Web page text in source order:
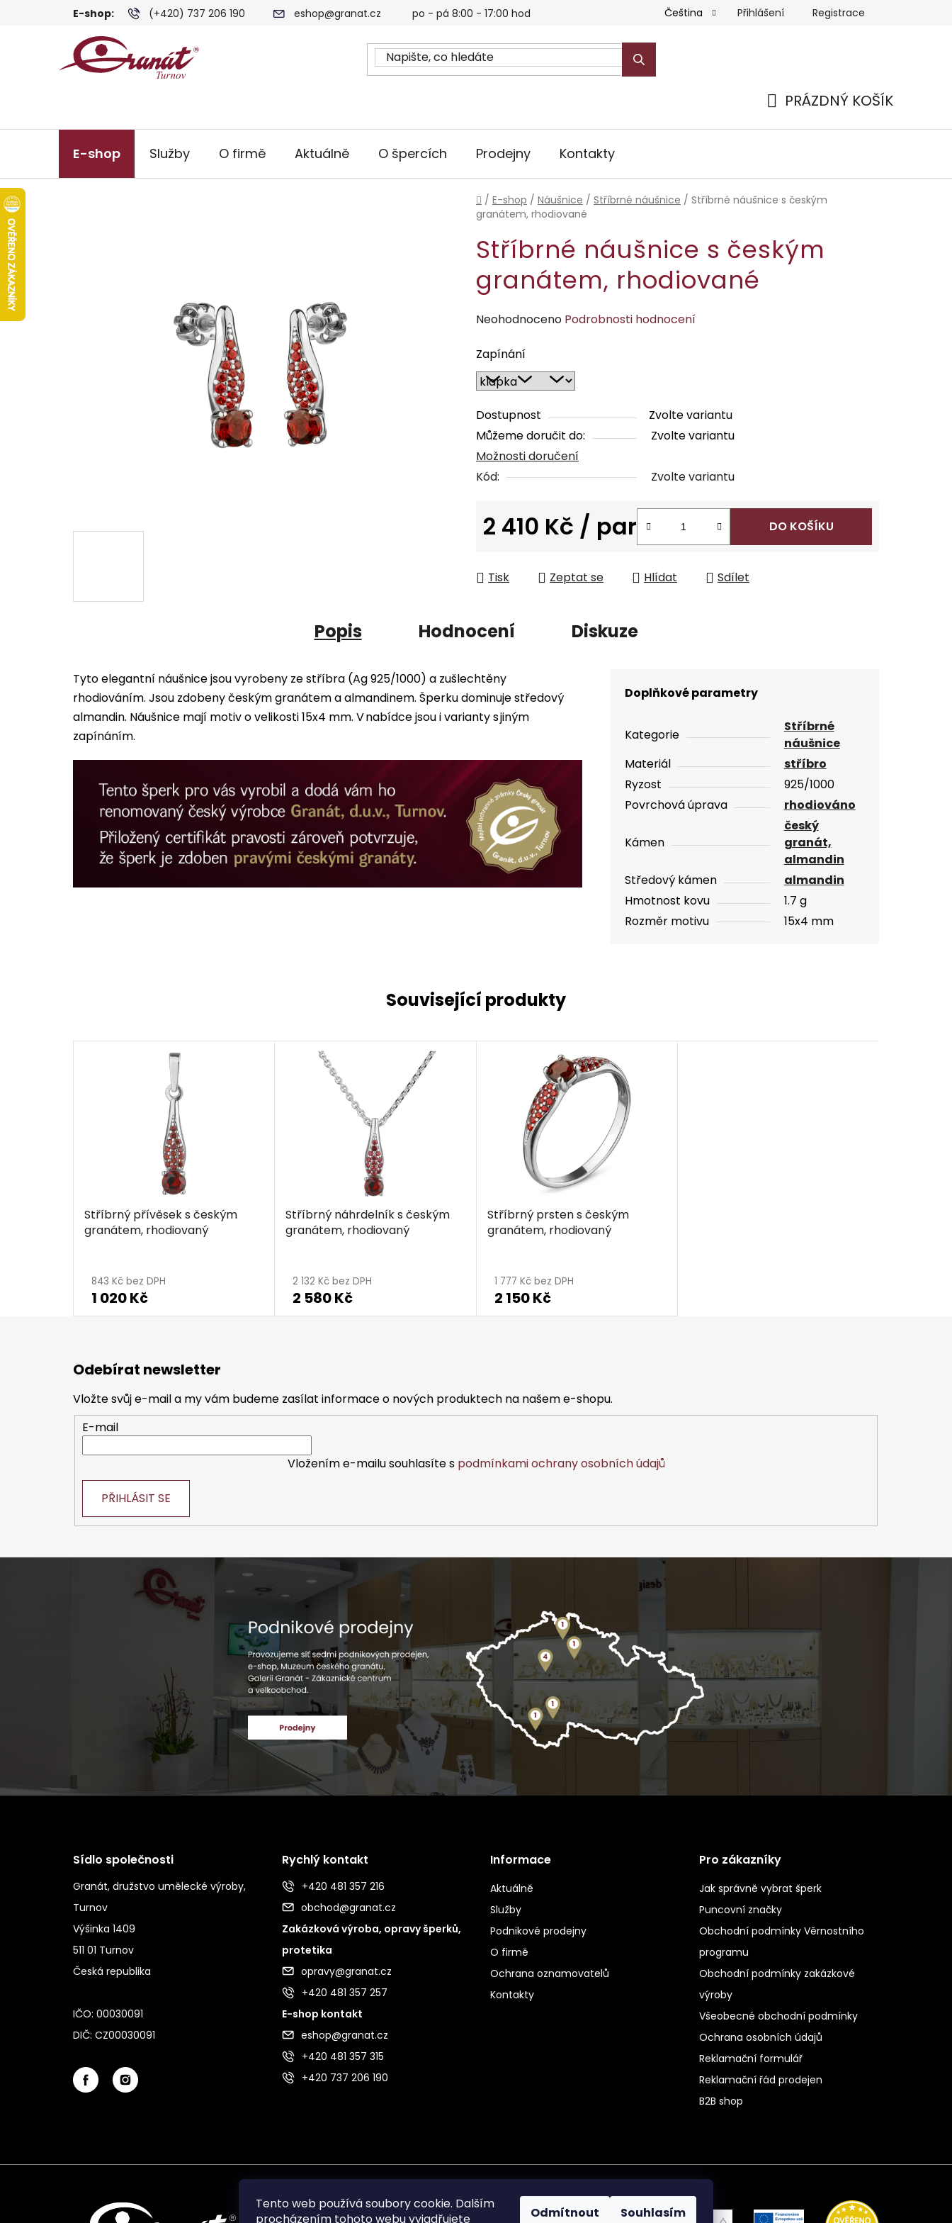
Tento web používá soubory cookie. Dalším
procházením tohoto webu vyjadřujete
Odmítnout Souhlasím
E-shop: (+420) 737 206 190 eshop@granat.cz po - pá 8:00 - 17:00 hod Čeština Přihlášení Registrace
PRÁZDNÝ KOŠÍK
E-shop Služby O firmě Aktuálně O špercích Prodejny Kontakty
Domů
/ E-shop / Náušnice / Stříbrné náušnice / Stříbrné náušnice s českým
granátem, rhodiované
Stříbrné náušnice s českým
granátem, rhodiované
Průměrné
produktu
je
0,0
z
5
hvězdiček.
Neohodnoceno Podrobnosti hodnocení
Zapínání
Dostupnost
Zvolte variantu
Můžeme doručit do:
Zvolte variantu
Možnosti doručení
Kód:
Zvolte variantu
2 410 Kč / par DO KOŠÍKU
Tisk Zeptat se Hlídat Sdílet
Popis Hodnocení Diskuze
Tyto elegantní náušnice jsou vyrobeny ze stříbra (Ag 925/1000) a zušlechtěny
rhodiováním. Jsou zdobeny českým granátem a almandinem. Šperku dominuje středový
almandin. Náušnice mají motiv o velikosti 15x4 mm. V nabídce jsou i varianty s jiným
zapínáním.
Doplňkové parametry
Kategorie
Stříbrné
náušnice
Materiál
stříbro
Ryzost
925/1000
Povrchová úprava
rhodiováno
Kámen
český
granát,
almandin
Středový kámen
almandin
Hmotnost kovu
1.7 g
Rozměr motivu
15x4 mm
Související produkty
Stříbrný přívěsek s českým
granátem, rhodiovaný
843 Kč bez DPH
1 020 Kč
Stříbrný náhrdelník s českým
granátem, rhodiovaný
2 132 Kč bez DPH
2 580 Kč
Stříbrný prsten s českým
granátem, rhodiovaný
hodnocení
produktu
je
hvězdiček.
1 777 Kč bez DPH
2 150 Kč
Odebírat newsletter
Vložte svůj e-mail a my vám budeme zasílat informace o nových produktech na našem e-shopu.
E-mail
Vložením e-mailu souhlasíte s podmínkami ochrany osobních údajů
PŘIHLÁSIT SE
Sídlo společnosti
Granát, družstvo umělecké výroby,
Turnov
Výšinka 1409
511 01 Turnov
Česká republika
IČO: 00030091
DIČ: CZ00030091
Rychlý kontakt
+420 481 357 216
obchod@granat.cz
Zakázková výroba, opravy šperků,
protetika
opravy@granat.cz
+420 481 357 257
E-shop kontakt
eshop@granat.cz
+420 481 357 315
+420 737 206 190
Informace
Aktuálně
Služby
Podnikové prodejny
O firmě
Ochrana oznamovatelů
Kontakty
Pro zákazníky
Jak správně vybrat šperk
Puncovní značky
Obchodní podmínky Věrnostního
programu
Obchodní podmínky zakázkové
výroby
Všeobecné obchodní podmínky
Ochrana osobních údajů
Reklamační formulář
Reklamační řád prodejen
B2B shop